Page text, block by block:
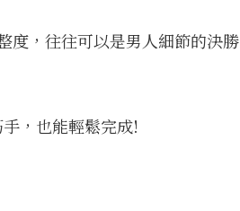
度，往往可以是男人細節的決勝
，也能輕鬆完成!